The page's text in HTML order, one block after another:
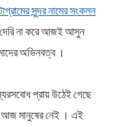
সুন্দর নামের সংকলন
না করে আজই আসুন
অভিনবত্ব ।
প্রায় উঠেই গেছে
আজ মানুষের নেই । এই